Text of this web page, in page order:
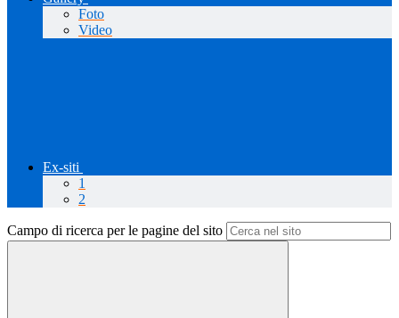
Foto
Video
Ex-siti
1
2
Campo di ricerca per le pagine del sito